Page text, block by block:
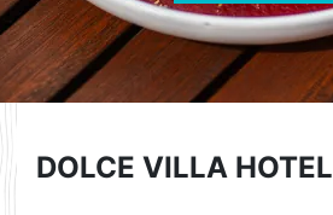
DOLCE VILLA HOTEL